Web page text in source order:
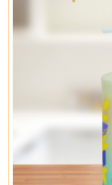
amoni
hóa cao,
Các thành
lỏng, rượu
gluconat